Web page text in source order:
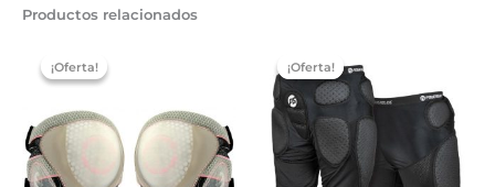
Productos relacionados
¡Oferta!
¡Oferta! ¡Oferta!
¡Oferta!
era:
49,99 €.
30,00 €.